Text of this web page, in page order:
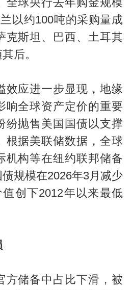
以约100吨的采购量成
克斯坦、巴西、土耳其
后。
效应进一步显现，地缘
响全球资产定价的重要
纷抛售美国国债以支撑
根据美联储数据，全球
机构等在纽约联邦储备
规模在2026年3月减少
创下2012年以来最低
方储备中占比下滑，被